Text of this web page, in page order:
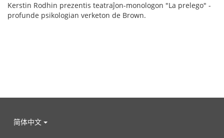
Kerstin Rodhin prezentis teatraĵon-monologon "La prelego" -
profunde psikologian verketon de Brown.
简体中文